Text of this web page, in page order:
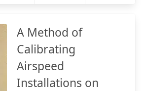
A Method of
Calibrating
Airspeed
Installations on